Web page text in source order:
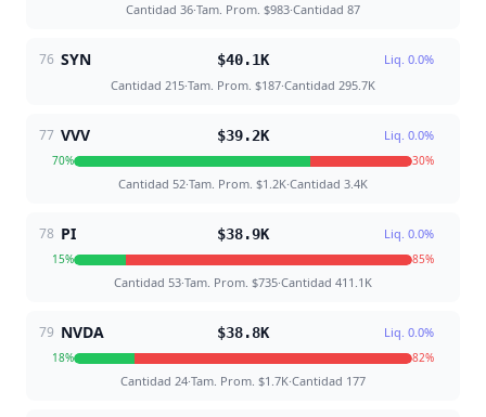
Cantidad 36·Tam. Prom. $983·Cantidad 87
76 SYN $40.1K Liq. 0.0%
Cantidad 215·Tam. Prom. $187·Cantidad 295.7K
77 VVV $39.2K Liq. 0.0%
70% 30%
Cantidad 52·Tam. Prom. $1.2K·Cantidad 3.4K
78 PI $38.9K Liq. 0.0%
15% 85%
Cantidad 53·Tam. Prom. $735·Cantidad 411.1K
79 NVDA $38.8K Liq. 0.0%
18% 82%
Cantidad 24·Tam. Prom. $1.7K·Cantidad 177